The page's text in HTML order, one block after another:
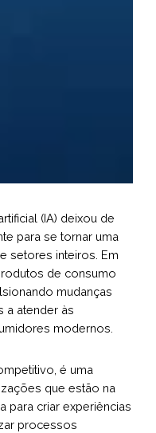
(IA) deixou de
para se tornar uma
setores inteiros. Em
de consumo
mudanças
a atender às
modernos.
é uma
que estão na
para criar experiências
processos